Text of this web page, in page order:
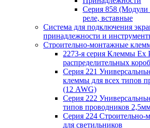
Серия 858
реле, вставные
Система для подключения
принадлежности и
Строительно-монтажные
2273-я серия Клеммы Ex
распределительных
Серия 221
клеммы для всех типов
(12 AWG)
Серия 222
типов проводников
Серия 224
для светильников